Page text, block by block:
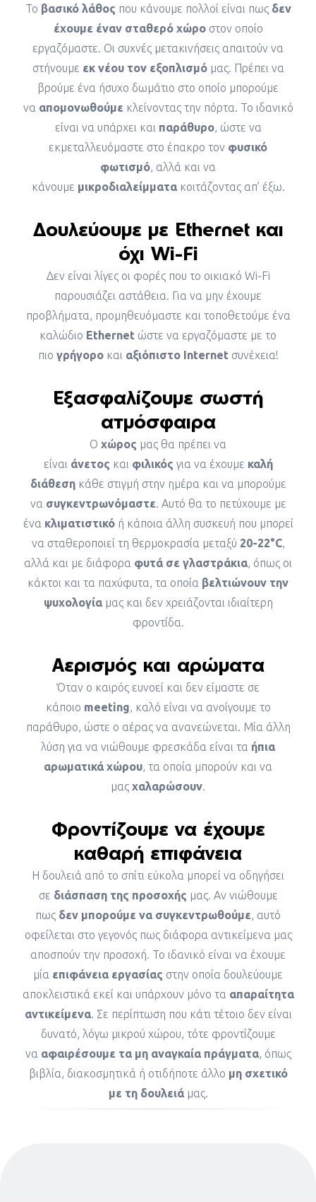
Το βασικό λάθος που κάνουμε πολλοί είναι πως δεν
έχουμε έναν σταθερό χώρο στον οποίο
εργαζόμαστε. Οι συχνές μετακινήσεις απαιτούν να
στήνουμε εκ νέου τον εξοπλισμό μας. Πρέπει να
βρούμε ένα ήσυχο δωμάτιο στο οποίο μπορούμε
να απομονωθούμε κλείνοντας την πόρτα. Το ιδανικό
είναι να υπάρχει και παράθυρο, ώστε να
εκμεταλλευόμαστε στο έπακρο τον φυσικό
φωτισμό, αλλά και να
κάνουμε μικροδιαλείμματα κοιτάζοντας απ’ έξω.
Δουλεύουμε με Ethernet και
όχι Wi-Fi
Δεν είναι λίγες οι φορές που το οικιακό Wi-Fi
παρουσιάζει αστάθεια. Για να μην έχουμε
προβλήματα, προμηθευόμαστε και τοποθετούμε ένα
καλώδιο Ethernet ώστε να εργαζόμαστε με το
πιο γρήγορο και αξιόπιστο Internet συνέχεια!
Εξασφαλίζουμε σωστή
ατμόσφαιρα
Ο χώρος μας θα πρέπει να
είναι άνετος και φιλικός για να έχουμε καλή
διάθεση κάθε στιγμή στην ημέρα και να μπορούμε
να συγκεντρωνόμαστε. Αυτό θα το πετύχουμε με
ένα κλιματιστικό ή κάποια άλλη συσκευή που μπορεί
να σταθεροποιεί τη θερμοκρασία μεταξύ 20-22°C,
αλλά και με διάφορα φυτά σε γλαστράκια, όπως οι
κάκτοι και τα παχύφυτα, τα οποία βελτιώνουν την
ψυχολογία μας και δεν χρειάζονται ιδιαίτερη
φροντίδα.
Αερισμός και αρώματα
Όταν ο καιρός ευνοεί και δεν είμαστε σε
κάποιο meeting, καλό είναι να ανοίγουμε το
παράθυρο, ώστε ο αέρας να ανανεώνεται. Μία άλλη
λύση για να νιώθουμε φρεσκάδα είναι τα ήπια
αρωματικά χώρου, τα οποία μπορούν και να
μας χαλαρώσουν.
Φροντίζουμε να έχουμε
καθαρή επιφάνεια
Η δουλειά από το σπίτι εύκολα μπορεί να οδηγήσει
σε διάσπαση της προσοχής μας. Αν νιώθουμε
πως δεν μπορούμε να συγκεντρωθούμε, αυτό
οφείλεται στο γεγονός πως διάφορα αντικείμενα μας
αποσπούν την προσοχή. Το ιδανικό είναι να έχουμε
μία επιφάνεια εργασίας στην οποία δουλεύουμε
αποκλειστικά εκεί και υπάρχουν μόνο τα απαραίτητα
αντικείμενα. Σε περίπτωση που κάτι τέτοιο δεν είναι
δυνατό, λόγω μικρού χώρου, τότε φροντίζουμε
να αφαιρέσουμε τα μη αναγκαία πράγματα, όπως
βιβλία, διακοσμητικά ή οτιδήποτε άλλο μη σχετικό
με τη δουλειά μας.